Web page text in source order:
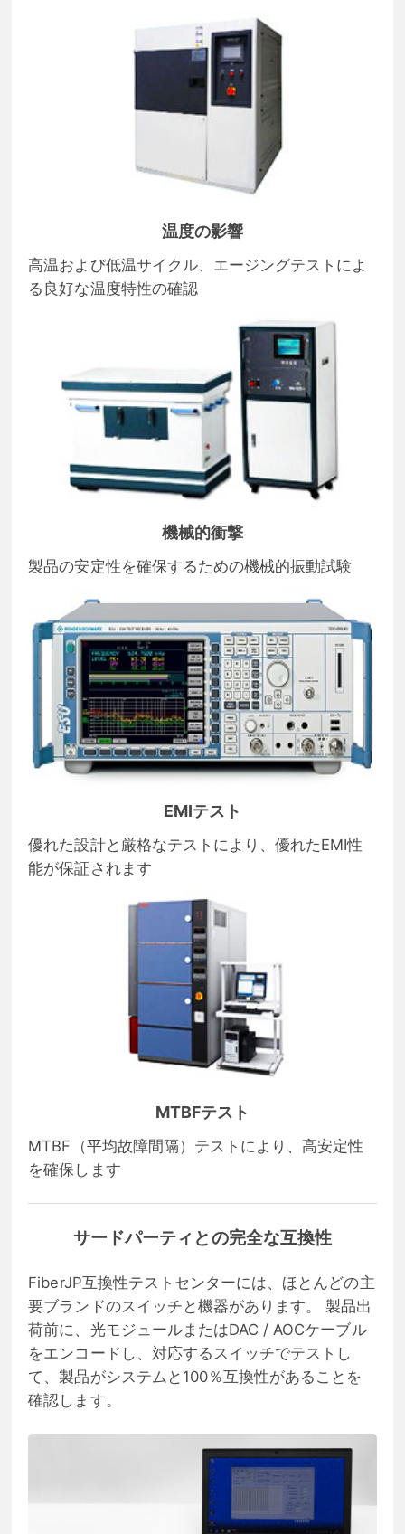
温度の影響
高温および低温サイクル、エージングテストによ
る良好な温度特性の確認
機械的衝撃
製品の安定性を確保するための機械的振動試験
EMIテスト
優れた設計と厳格なテストにより、優れたEMI性
能が保証されます
MTBFテスト
MTBF（平均故障間隔）テストにより、高安定性
を確保します
サードパーティとの完全な互換性
FiberJP互換性テストセンターには、ほとんどの主
要ブランドのスイッチと機器があります。 製品出
荷前に、光モジュールまたはDAC / AOCケーブル
をエンコードし、対応するスイッチでテストし
て、製品がシステムと100％互換性があることを
確認します。